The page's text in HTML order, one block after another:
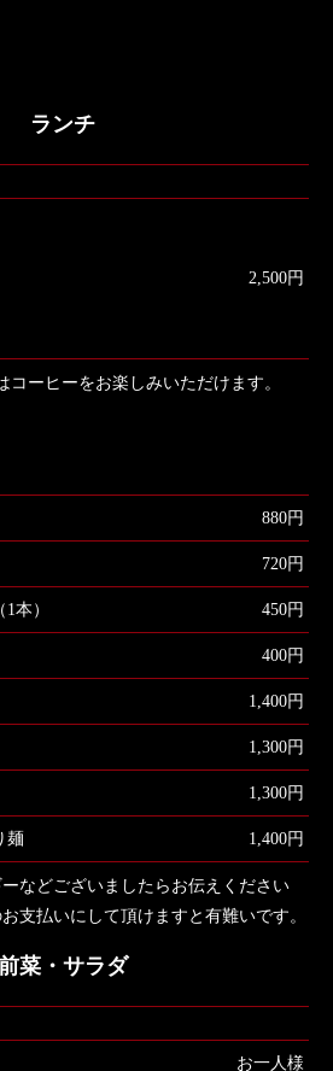
ランチ
2,500円
ーヒーをお楽しみいただけます。
880円
720円
本） 450円
400円
1,400円
1,300円
1,300円
麺 1,400円
などございましたらお伝えください
支払いにして頂けますと有難いです。
菜・サラダ
お一人様